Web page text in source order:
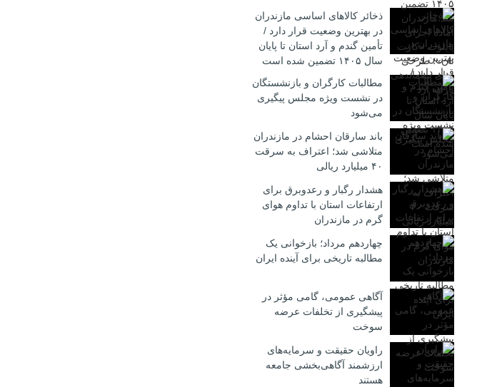
ذخائر کالاهای اساسی مازندران
در بهترین وضعیت قرار دارد /
تأمین گندم و آرد استان تا پایان
سال ۱۴۰۵ تضمین شده است
مطالبات کارگران و بازنشستگان
در نشست ویژه مجلس پیگیری
می‌شود
باند سارقان احشام در مازندران
متلاشی شد؛ اعتراف به سرقت
۴۰ میلیارد ریالی
هشدار رگبار و رعدوبرق برای
ارتفاعات استان با تداوم هوای
گرم در مازندران
چهاردهم مرداد؛ بازخوانی یک
مطالبه تاریخی برای آینده ایران
آگاهی عمومی، گامی مؤثر در
پیشگیری از تخلفات عرضه
سوخت
راویان حقیقت و سرمایه‌های
ارزشمند آگاهی‌بخشی جامعه
هستند